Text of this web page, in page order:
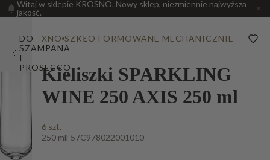
Witaj w sklepie KROSNO. Nowy sklep, niezmiennie najwyższa
jakość.
DO
SZAMPANA
I
PROSECCO
XNO SZKŁO FORMOWANE MECHANICZNIE
Kieliszki SPARKLING
WINE 250 AXIS 250 ml
6 szt.
250 mlF57C978022001010